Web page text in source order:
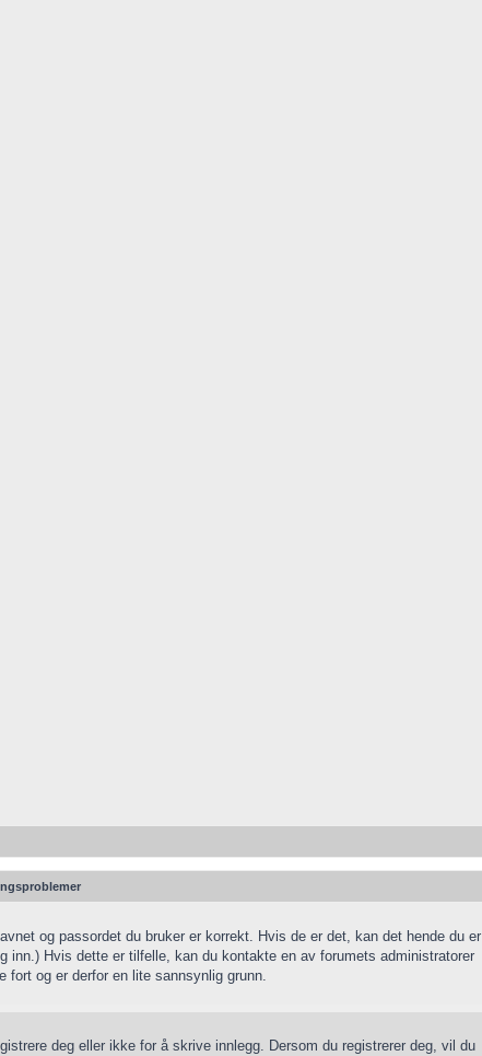
og passordet du bruker er korrekt. Hvis de er det, kan det hende du er
Hvis dette er tilfelle, kan du kontakte en av forumets administratorer
fort og er derfor en lite sannsynlig grunn.
deg eller ikke for å skrive innlegg. Dersom du registrerer deg, vil du